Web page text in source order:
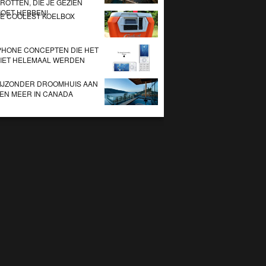
DIE JE GEZIEN
HEBBEN!
COOLEST KOELBOX
CONCEPTEN DIE HET
HELEMAAL WERDEN
DROOMHUIS AAN
MEER IN CANADA